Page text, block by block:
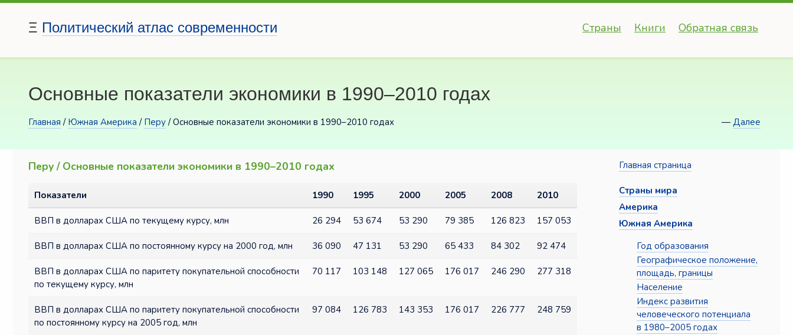
Ξ Политический атлас современности Страны Книги Обратная связь
Основные показатели экономики в 1990–2010 годах
Главная / Южная Америка / Перу/ Основные показатели экономики в 1990–2010 годах — Далее
Перу / Основные показатели экономики в 1990–2010 годах
Показатели 1990 1995 2000 2005 2008 2010
ВВП в долларах США по текущему курсу, млн 26 294 53 674 53 290 79 385 126 823 157 053
ВВП в долларах США по постоянному курсу на 2000 год, млн 36 090 47 131 53 290 65 433 84 302 92 474
ВВП в долларах США по паритету покупательной способности
по текущему курсу, млн
70 117 103 148 127 065 176 017 246 290 277 318
ВВП в долларах США по паритету покупательной способности
по постоянному курсу на 2005 год, млн
97 084 126 783 143 353 176 017 226 777 248 759
Главная страница
Страны мира
Америка
Южная Америка
Год образования
Географическое положение,
площадь, границы
Население
Индекс развития
человеческого потенциала
в 1980–2005 годах